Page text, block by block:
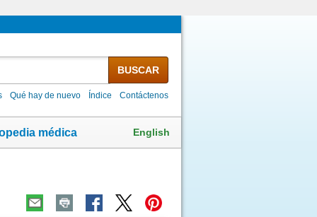
BUSCAR
Qué hay de nuevo Índice Contáctenos
médica English